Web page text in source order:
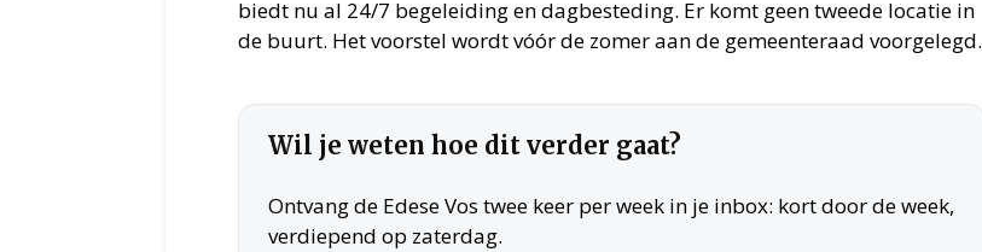
biedt nu al 24/7 begeleiding en dagbesteding. Er komt geen tweede locatie in
de buurt. Het voorstel wordt vóór de zomer aan de gemeenteraad voorgelegd.
Wil je weten hoe dit verder gaat?
Ontvang de Edese Vos twee keer per week in je inbox: kort door de week,
verdiepend op zaterdag.